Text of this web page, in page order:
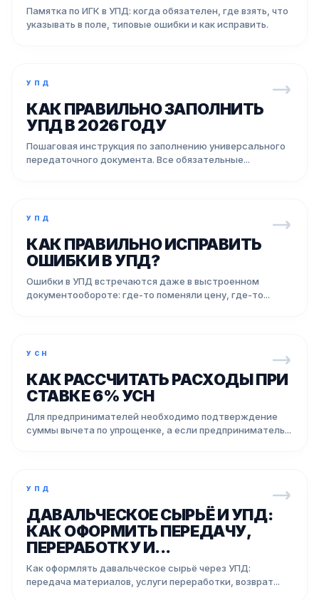
Памятка по ИГК в УПД: когда обязателен, где взять, что
указывать в поле, типовые ошибки и как исправить.
УПД
КАК ПРАВИЛЬНО ЗАПОЛНИТЬ
УПД В 2026 ГОДУ
Пошаговая инструкция по заполнению универсального
передаточного документа. Все обязательные...
УПД
КАК ПРАВИЛЬНО ИСПРАВИТЬ
ОШИБКИ В УПД?
Ошибки в УПД встречаются даже в выстроенном
документообороте: где-то поменяли цену, где-то...
УСН
КАК РАССЧИТАТЬ РАСХОДЫ ПРИ
СТАВКЕ 6% УСН
Для предпринимателей необходимо подтверждение
суммы вычета по упрощенке, а если предприниматель...
УПД
ДАВАЛЬЧЕСКОЕ СЫРЬЁ И УПД:
КАК ОФОРМИТЬ ПЕРЕДАЧУ,
ПЕРЕРАБОТКУ И...
Как оформлять давальческое сырьё через УПД:
передача материалов, услуги переработки, возврат...